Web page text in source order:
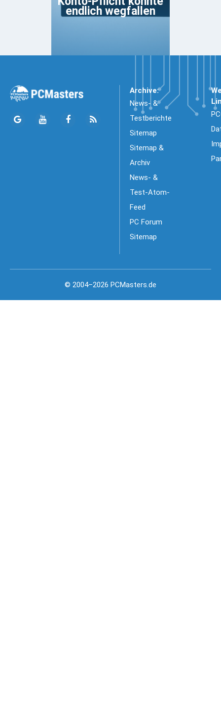
endlich wegfallen
Archive:
News- &
Testberichte
Sitemap
Sitemap &
Archiv
News- &
Test-Atom-
Feed
PC Forum
Sitemap
© 2004–2026 PCMasters.de